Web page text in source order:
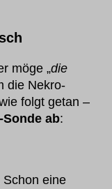
möge „die
die Nekro-
folgt getan –
ab:
eine